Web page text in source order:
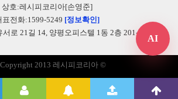
상호:레시피코리아[손영준]
표전화:1599-5249 [정보확인]
로 21길 14, 양평오피스텔 1동 2층 201-B248
2013 레시피코리아 ©
AI